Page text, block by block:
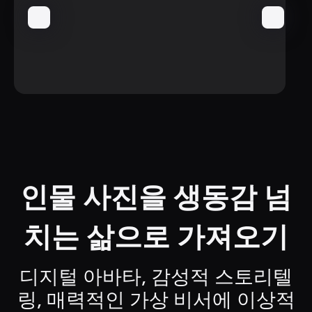
인물 사진을 생동감 넘
치는 삶으로 가져오기
디지털 아바타, 감성적 스토리텔
링, 매력적인 가상 비서에 이상적